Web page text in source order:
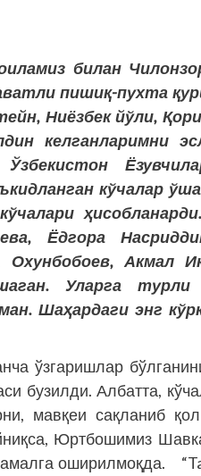
билан
пишиқ-пухта
Ниёзбек йўли,
келганларимни
кўчалар
Ёдгора
Акмал
Уларга
Шаҳардаги энг
ўзгаришлар
бузилди. Албатта,
мавқеи сақланиб
Юртбошимиз
оширилмоқда.